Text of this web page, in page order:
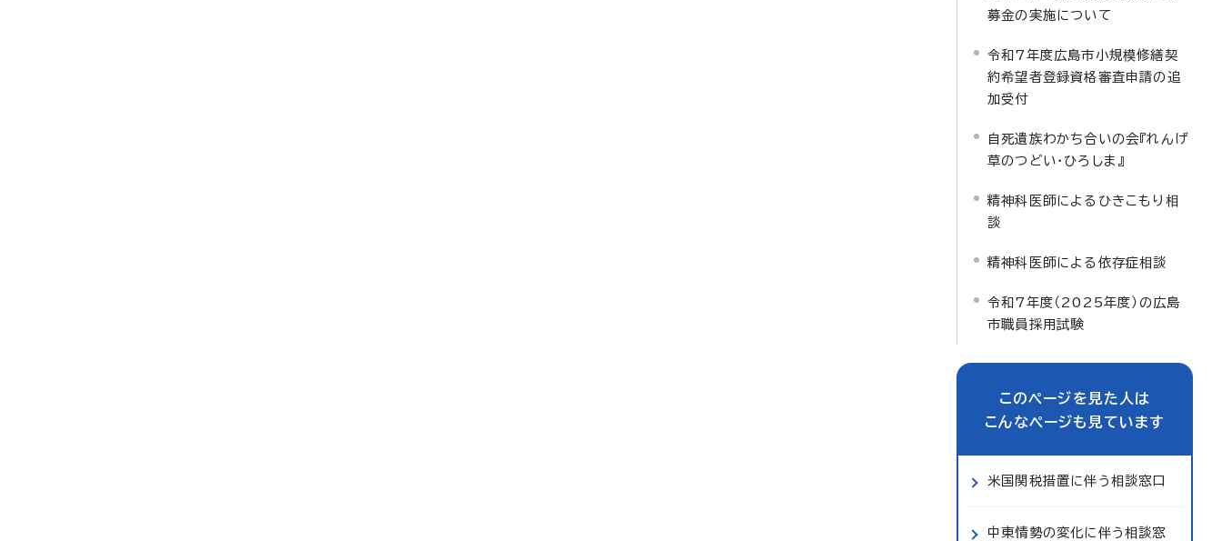
募金の実施について
令和7年度広島市小規模修繕契
約希望者登録資格審査申請の追
加受付
自死遺族わかち合いの会『れんげ
草のつどい・ひろしま』
精神科医師によるひきこもり相
談
精神科医師による依存症相談
令和7年度（2025年度）の広島
市職員採用試験
このページを見た人は
こんなページも見ています
米国関税措置に伴う相談窓口
中東情勢の変化に伴う相談窓